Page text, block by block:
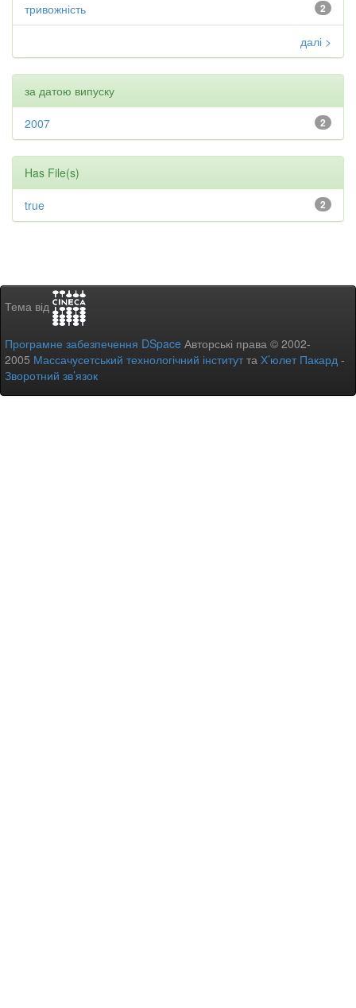
2
тривожність
далі >
за датою випуску
2
2007
Has File(s)
2
true
Тема від
Програмне забезпечення DSpace Авторські права © 2002-
2005 Массачусетський технологічний інститутта Х’юлет Пакард -
Зворотний зв’язок